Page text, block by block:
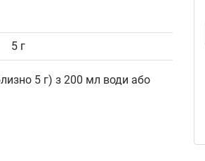
5 г
5 г) з 200 мл води або